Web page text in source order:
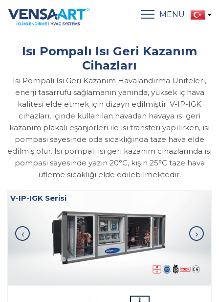
MENÜ
Isı Pompalı Isı Geri Kazanım
Cihazları
Isı Pompalı Isı Geri Kazanım Havalandırma Üniteleri,
enerji tasarrufu sağlamanın yanında, yüksek iç hava
kalitesi elde etmek için dizayn edilmiştir. V-IP-IGK
cihazları, içinde kullanılan havadan havaya ısı geri
kazanım plakalı eşanjörleri ile ısı transferi yapılırken, ısı
pompası sayesinde oda sıcaklığında taze hava elde
edilmiş olur. Isı pompalı ısı geri kazanım cihazlarında ısı
pompası sayesinde yazın 20°C, kışın 25°C taze hava
üfleme sıcaklığı elde edilebilmektedir.
V-IP-IGK Serisi